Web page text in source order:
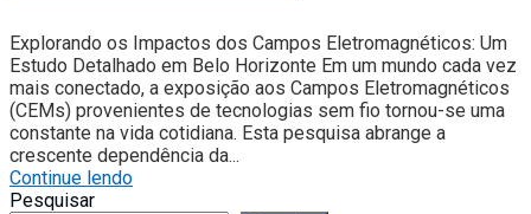
Explorando os Impactos dos Campos Eletromagnéticos: Um
Estudo Detalhado em Belo Horizonte Em um mundo cada vez
mais conectado, a exposição aos Campos Eletromagnéticos
(CEMs) provenientes de tecnologias sem fio tornou-se uma
constante na vida cotidiana. Esta pesquisa abrange a
crescente dependência da...
Continue lendo
Pesquisar